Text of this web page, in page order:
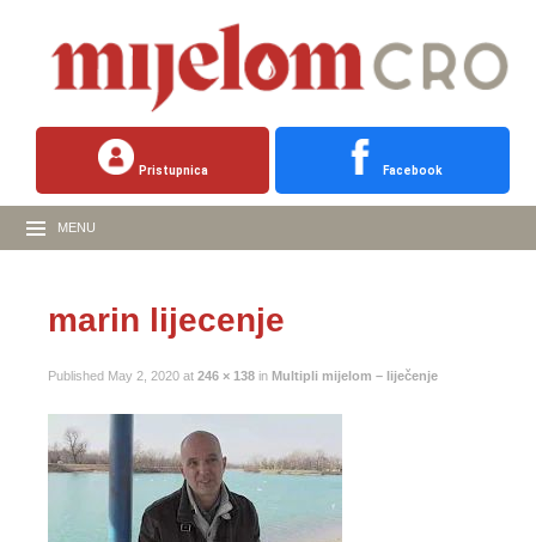
Pristupnica Facebook
MENU
marin lijecenje
Published May 2, 2020 at 246 × 138 in Multipli mijelom – liječenje